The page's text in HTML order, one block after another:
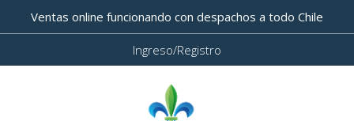
Ventas online funcionando con despachos a todo Chile
Ingreso/Registro